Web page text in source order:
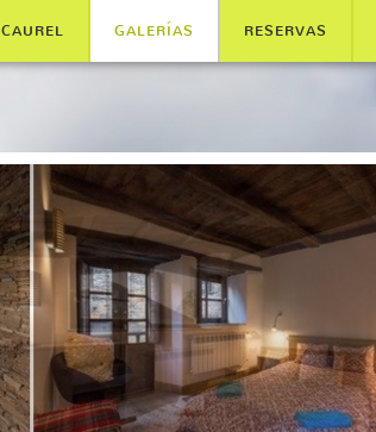
CAUREL GALERÍAS RESERVAS